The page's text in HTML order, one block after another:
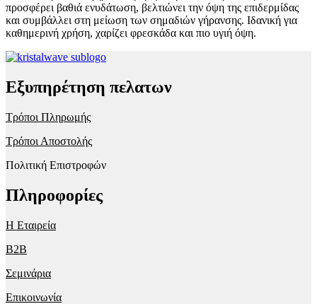
προσφέρει βαθιά ενυδάτωση, βελτιώνει την όψη της επιδερμίδας
και συμβάλλει στη μείωση των σημαδιών γήρανσης. Ιδανική για
καθημερινή χρήση, χαρίζει φρεσκάδα και πιο υγιή όψη.
Εξυπηρέτηση πελατων
Τρόποι Πληρωμής
Τρόποι Αποστολής
Πολιτική Επιστροφών
Πληροφορίες
Η Εταιρεία
B2B
Σεμινάρια
Επικοινωνία